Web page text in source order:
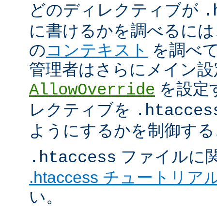
どのディレクティブが
に書けるかを調べるに
のコンテキスト を調べ
管理者はさらにメイン
AllowOverride を設定
レクティブを
ようにするかを制御す
.htaccess ファイルに
.htaccess チュートリア
い。